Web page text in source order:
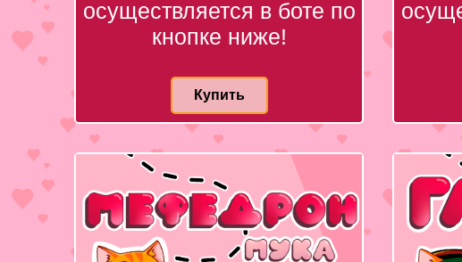
осуществляется в боте по
кнопке ниже!
Купить